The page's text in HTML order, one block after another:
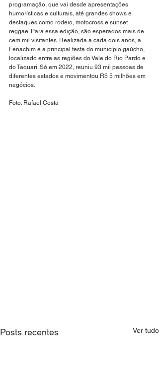
programação, que vai desde apresentações
humorísticas e culturais, até grandes shows e
destaques como rodeio, motocross e sunset
reggae. Para essa edição, são esperados mais de
cem mil visitantes. Realizada a cada dois anos, a
Fenachim é a principal festa do município gaúcho,
localizado entre as regiões do Vale do Rio Pardo e
do Taquari. Só em 2022, reuniu 93 mil pessoas de
diferentes estados e movimentou R$ 5 milhões em
negócios.
Foto: Rafael Costa
Posts recentes Ver tudo